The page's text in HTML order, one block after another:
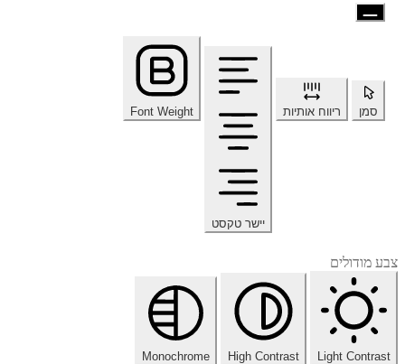
סמן ריווח אותיות
יישר טקסט
Font Weight
צבע מודולים
Light Contrast
High Contrast
Monochrome